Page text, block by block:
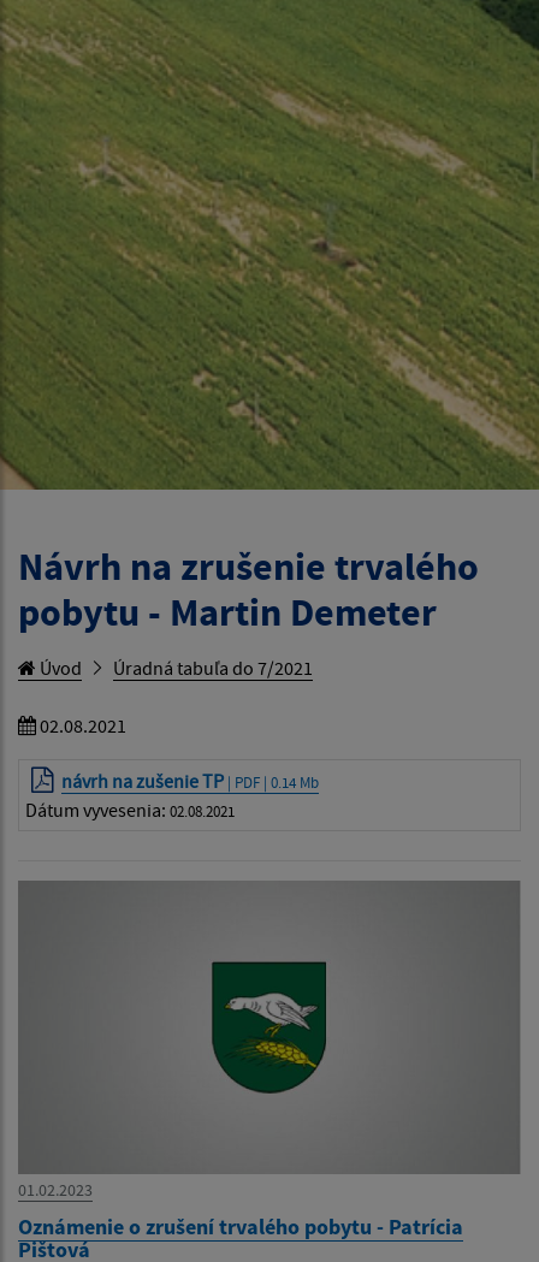
Návrh na zrušenie trvalého
pobytu - Martin Demeter
Úvod Úradná tabuľa do 7/2021
02.08.2021
návrh na zušenie TP | PDF | 0.14 Mb
Dátum vyvesenia: 02.08.2021
01.02.2023
Oznámenie o zrušení trvalého pobytu - Patrícia
Pištová